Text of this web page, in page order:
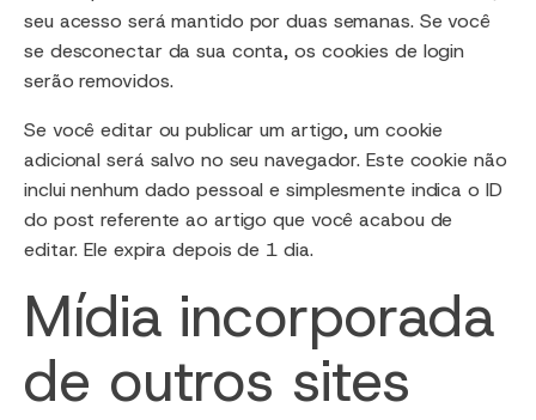
seu acesso será mantido por duas semanas. Se você
se desconectar da sua conta, os cookies de login
serão removidos.
Se você editar ou publicar um artigo, um cookie
adicional será salvo no seu navegador. Este cookie não
inclui nenhum dado pessoal e simplesmente indica o ID
do post referente ao artigo que você acabou de
editar. Ele expira depois de 1 dia.
Mídia incorporada
de outros sites